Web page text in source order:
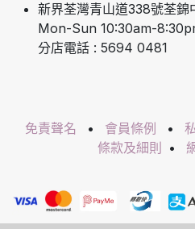
新界荃灣青山道338號荃錦
Mon-Sun 10:30am-
分店電話 : 5694 0481
免責聲名 • 會員條例 •
條款及細則
•